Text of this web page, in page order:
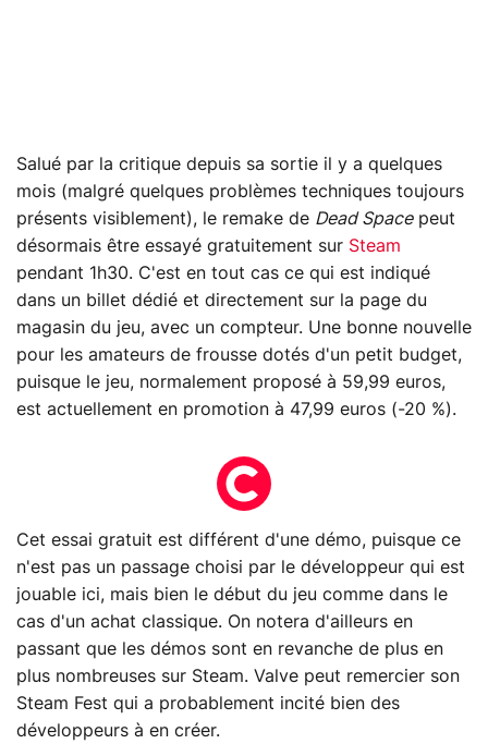
Salué par la critique depuis sa sortie il y a quelques
mois (malgré quelques problèmes techniques toujours
présents visiblement), le remake de Dead Spacepeut
désormais être essayé gratuitement sur Steam
pendant 1h30. C'est en tout cas ce qui est indiqué
dans un billet dédié et directement sur la page du
magasin du jeu, avec un compteur. Une bonne nouvelle
pour les amateurs de frousse dotés d'un petit budget,
puisque le jeu, normalement proposé à 59,99 euros,
est actuellement en promotion à 47,99 euros (-20 %).
Cet essai gratuit est différent d'une démo, puisque ce
n'est pas un passage choisi par le développeur qui est
jouable ici, mais bien le début du jeu comme dans le
cas d'un achat classique. On notera d'ailleurs en
passant que les démos sont en revanche de plus en
plus nombreuses sur Steam. Valve peut remercier son
Steam Fest qui a probablement incité bien des
développeurs à en créer.